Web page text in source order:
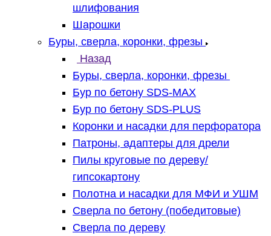
шлифования
Шарошки
Буры, сверла, коронки, фрезы
Назад
Буры, сверла, коронки, фрезы
Бур по бетону SDS-MAX
Бур по бетону SDS-PLUS
Коронки и насадки для перфоратора
Патроны, адаптеры для дрели
Пилы круговые по дереву/
гипсокартону
Полотна и насадки для МФИ и УШМ
Сверла по бетону (победитовые)
Сверла по дереву